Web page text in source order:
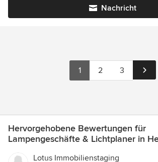
Nachricht
1 2 3
Hervorgehobene Bewertungen für
Lampengeschäfte & Lichtplaner in
Lotus Immobilienstaging